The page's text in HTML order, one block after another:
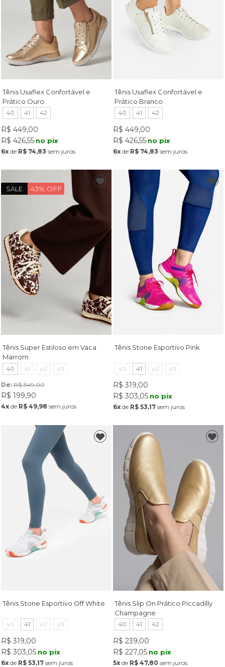
Tênis Usaflex Confortável e
Prático Ouro
40 41 42
R$ 449,00
R$ 426,55 no pix
6xde R$ 74,83 sem juros
Tênis Usaflex Confortável e
Prático Branco
40 41 42
R$ 449,00
R$ 426,55 no pix
6x de R$ 74,83 sem juros
SALE 43% OFF
Tênis Super Estiloso em Vaca
Marrom
40 41 42 43
De: R$ 349,00
R$ 199,90
4xde R$ 49,98 sem juros
Tênis Stone Esportivo Pink
40 41 42 43
R$ 319,00
R$ 303,05 no pix
6x de R$ 53,17 sem juros
Tênis Stone Esportivo Off White
40 41 42 43
R$ 319,00
R$ 303,05 no pix
6xde R$ 53,17sem juros
Tênis Slip On Prático Piccadilly
Champagne
40 41 42
R$ 239,00
R$ 227,05 no pix
5x de R$ 47,80 sem juros